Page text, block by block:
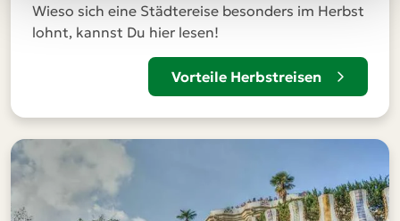
Wieso sich eine Städtereise besonders im Herbst
lohnt, kannst Du hier lesen!
Vorteile Herbstreisen